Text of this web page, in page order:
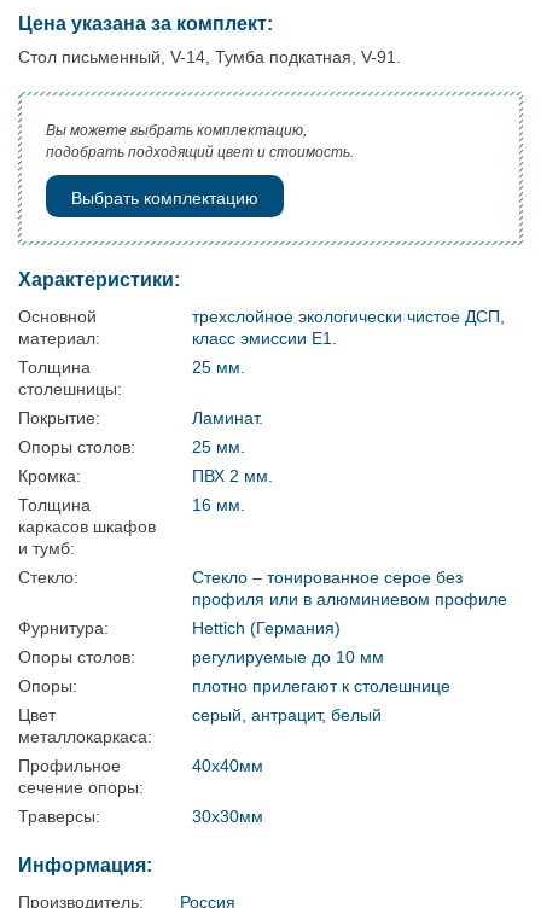
Цена указана за комплект:
Стол письменный, V-14, Тумба подкатная, V-91.
Вы можете выбрать комплектацию,
подобрать подходящий цвет и стоимость.
Выбрать комплектацию
Характеристики:
Основной
материал:
трехслойное экологически чистое ДСП,
класс эмиссии Е1.
Толщина
столешницы:
25 мм.
Покрытие:
Ламинат.
Опоры столов:
25 мм.
Кромка:
ПВХ 2 мм.
Толщина
каркасов шкафов
и тумб:
16 мм.
Стекло:
Стекло – тонированное серое без
профиля или в алюминиевом профиле
Фурнитура:
Hettich (Германия)
Опоры столов:
регулируемые до 10 мм
Опоры:
плотно прилегают к столешнице
Цвет
металлокаркаса:
серый, антрацит, белый
Профильное
сечение опоры:
40х40мм
Траверсы: 30х30мм
Информация:
Производитель:
Россия